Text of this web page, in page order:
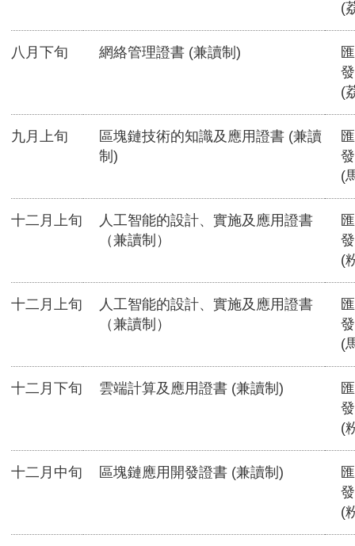
(
八月下旬 網絡管理證書 (兼讀制)
(
九月上旬
區塊鏈技術的知識及應用證書 (兼讀
制)
(
十二月上旬
人工智能的設計、實施及應用證書
（兼讀制）
(
十二月上旬
人工智能的設計、實施及應用證書
（兼讀制）
(
十二月下旬 雲端計算及應用證書 (兼讀制)
(
十二月中旬 區塊鏈應用開發證書 (兼讀制)
(